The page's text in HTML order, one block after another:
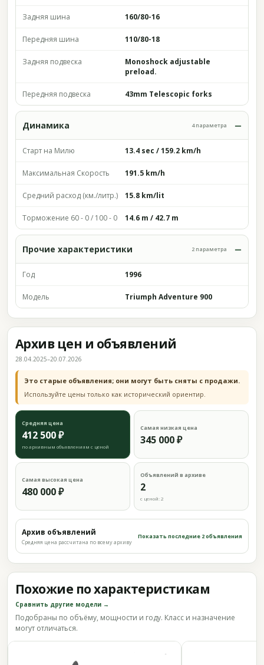
Задняя шина 160/80-16
Передняя шина 110/80-18
Задняя подвеска
Monoshock adjustable
preload.
Передняя подвеска 43mm Telescopic forks
Динамика 4 параметра
Старт на Милю 13.4 sec / 159.2 km/h
Максимальная Скорость 191.5 km/h
Средний расход (км./литр.) 15.8 km/lit
Торможение 60 - 0 / 100 - 0 14.6 m / 42.7 m
Прочие характеристики 2 параметра
Год 1996
Модель Triumph Adventure 900
Архив цен и объявлений
28.04.2025–20.07.2026
Это старые объявления; они могут быть сняты с продажи.
Используйте цены только как исторический ориентир.
Средняя цена
412 500 ₽
по архивным объявлениям с ценой
Самая низкая цена
345 000 ₽
Самая высокая цена
480 000 ₽
Объявлений в архиве
2
с ценой: 2
Архив объявлений
Средняя цена рассчитана по всему архиву
Показать последние 2 объявления
Похожие по характеристикам
Сравнить другие модели →
Подобраны по объёму, мощности и году. Класс и назначение
могут отличаться.